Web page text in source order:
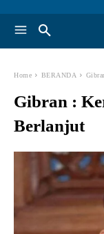
Home BERANDA
Gibran :
Berlanjut